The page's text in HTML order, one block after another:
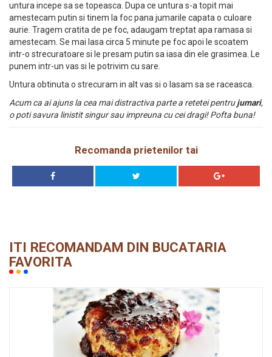
untura incepe sa se topeasca. Dupa ce untura s-a topit mai
amestecam putin si tinem la foc pana jumarile capata o culoare
aurie. Tragem cratita de pe foc, adaugam treptat apa ramasa si
amestecam. Se mai lasa circa 5 minute pe foc apoi le scoatem
intr-o strecuratoare si le presam putin sa iasa din ele grasimea. Le
punem intr-un vas si le potrivim cu sare.
Untura obtinuta o strecuram in alt vas si o lasam sa se raceasca.
Acum ca ai ajuns la cea mai distractiva parte a retetei pentru jumari,
o poti savura linistit singur sau impreuna cu cei dragi! Pofta buna!
Recomanda prietenilor tai
ITI RECOMANDAM DIN BUCATARIA
FAVORITA